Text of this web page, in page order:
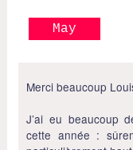
May
Merci beaucoup
J’ai eu beaucoup
cette année :